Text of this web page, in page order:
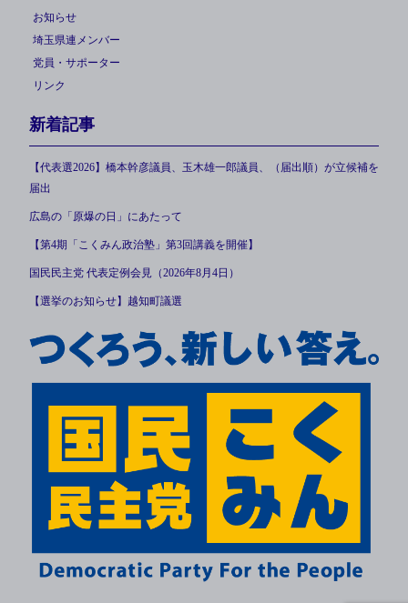
お知らせ
埼玉県連メンバー
党員・サポーター
リンク
新着記事
【代表選2026】橋本幹彦議員、玉木雄一郎議員、（届出順）が立候補を
届出
広島の「原爆の日」にあたって
【第4期「こくみん政治塾」第3回講義を開催】
国民民主党 代表定例会見（2026年8月4日）
【選挙のお知らせ】越知町議選